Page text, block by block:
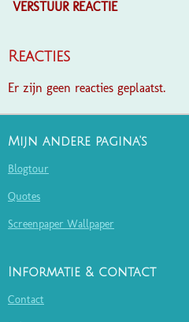
VERSTUUR REACTIE
Reacties
Er zijn geen reacties geplaatst.
Mijn andere pagina's
Blogtour
Quotes
Screenpaper Wallpaper
Informatie & contact
Contact